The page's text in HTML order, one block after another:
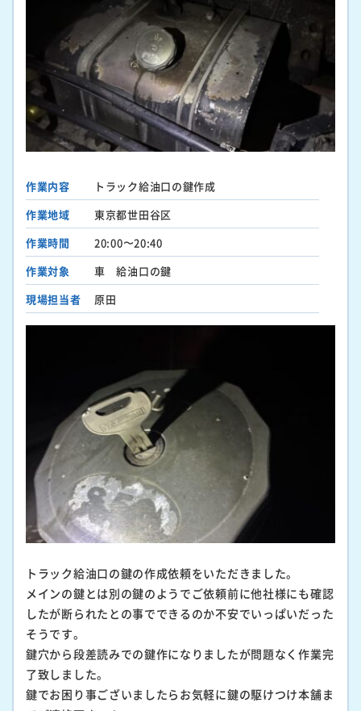
作業内容
トラック給油口の鍵作成
作業地域
東京都世田谷区
作業時間
20:00〜20:40
作業対象
車 給油口の鍵
現場担当者
原田
トラック給油口の鍵の作成依頼をいただきました。
メインの鍵とは別の鍵のようでご依頼前に他社様にも確認
したが断られたとの事でできるのか不安でいっぱいだった
そうです。
鍵穴から段差読みでの鍵作になりましたが問題なく作業完
了致しました。
鍵でお困り事ございましたらお気軽に鍵の駆けつけ本舗ま